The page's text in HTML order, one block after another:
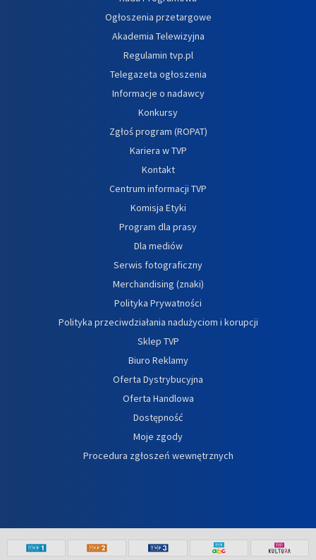
Ogłoszenia przetargowe
Akademia Telewizyjna
Regulamin tvp.pl
Telegazeta ogłoszenia
Informacje o nadawcy
Konkursy
Zgłoś program (ROPAT)
Kariera w TVP
Kontakt
Centrum informacji TVP
Komisja Etyki
Program dla prasy
Dla mediów
Serwis fotograficzny
Merchandising (znaki)
Polityka Prywatności
Polityka przeciwdziałania nadużyciom i korupcji
Sklep TVP
Biuro Reklamy
Oferta Dystrybucyjna
Oferta Handlowa
Dostępność
Moje zgody
Procedura zgłoszeń wewnętrznych